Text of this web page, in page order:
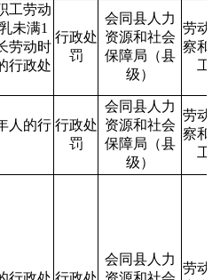
工劳动
未满1
劳动时
行政处
行政处
罚
会同县人力
资源和社会
保障局（县
级）
劳动
察和
工
人的行 行政处
罚
会同县人力
资源和社会
保障局（县
级）
劳动
察和
工
会同县人力
劳动